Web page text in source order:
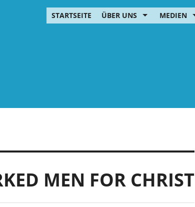
STARTSEITE ÜBER UNS MEDIEN
MEN FOR CHRIST